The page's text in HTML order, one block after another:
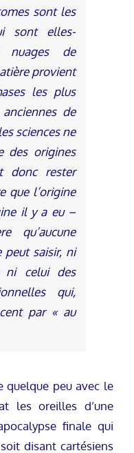
sont les
sont elles-
nuages de
provient
les plus
de
sciences ne
des origines
donc rester
que l’origine
il y a eu –
qu’aucune
peut saisir, ni
ni celui des
qui,
par « au
quelque peu avec le
les oreilles d’une
finale qui
disant cartésiens